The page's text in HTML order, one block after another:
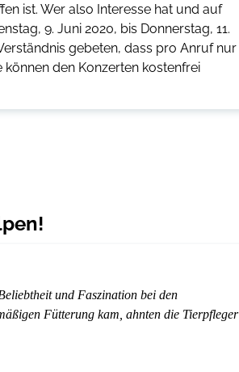
ist. Wer also Interesse hat und auf
9. Juni 2020, bis Donnerstag, 11.
gebeten, dass pro Anruf nur
können den Konzerten kostenfrei
und Faszination bei den
Fütterung kam, ahnten die Tierpfleger